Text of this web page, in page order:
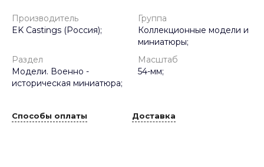
Производитель
EK Castings (Россия);
Группа
Коллекционные модели и
миниатюры;
Раздел
Модели. Военно -
историческая миниатюра;
Масштаб
54-мм;
Способы оплаты Доставка